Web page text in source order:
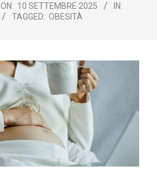
ON: 10 SETTEMBRE 2025
IN:
TAGGED: OBESITÀ